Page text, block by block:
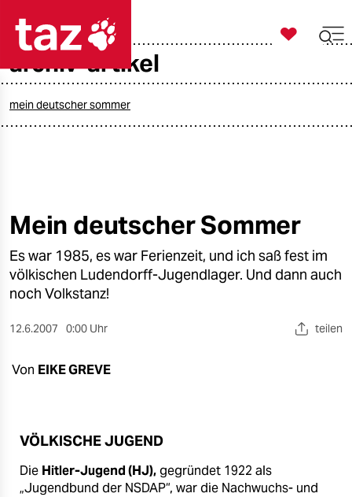
öko
gesellschaft
kultur
sport
verlag
verlag

taz zahl ich
archiv-artikel
mein deutscher sommer
Mein deutscher Sommer
Es war 1985, es war Ferienzeit, und ich saß fest im
völkischen Ludendorff-Jugendlager. Und dann auch
noch Volkstanz!
12.6.2007 0:00 Uhr teilen
Von EIKE GREVE
VÖLKISCHE JUGEND
Die Hitler-Jugend (HJ),gegründet 1922 als
„Jugendbund der NSDAP“, war die Nachwuchs- und